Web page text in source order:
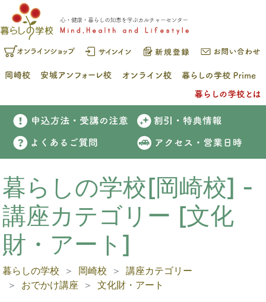
暮らしの学校[岡崎校] -
講座カテゴリー [文化
財・アート]
暮らしの学校 岡崎校
講座カテゴリー
おでかけ講座
文化財・アート